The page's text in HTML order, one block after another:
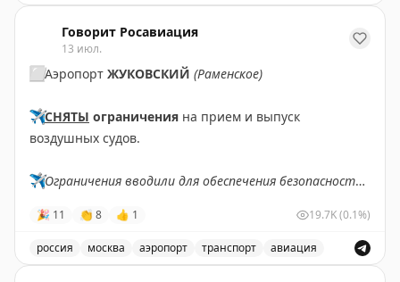
Говорит Росавиация
13 июл.
⬜️Аэропорт ЖУКОВСКИЙ (Раменское)
✈️СНЯТЫ ограничения на прием и выпуск
воздушных судов.
✈️Ограничения вводили для обеспечения безопасности
✈️ Говорит Росавиация| MAX
🎉 11 👏 8 👍 1 19.7K(0.1%)
россия москва аэропорт транспорт авиация